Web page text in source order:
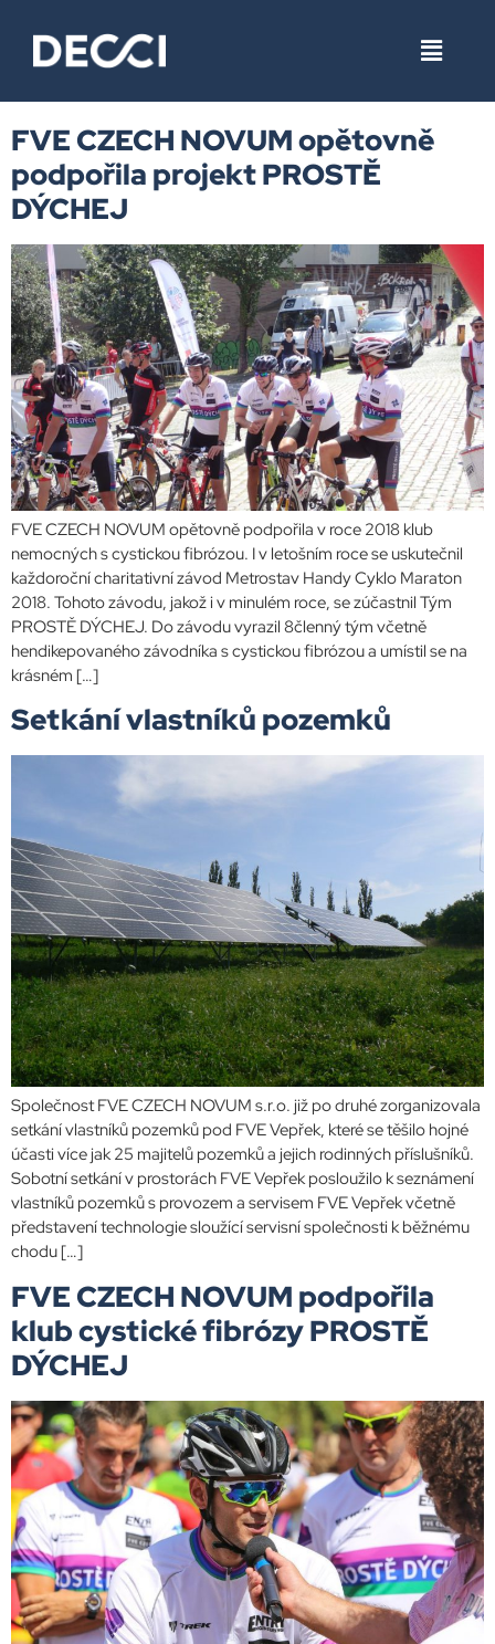
Štítek:fotovoltaická
elektrárna
FVE CZECH NOVUM opětovně
podpořila projekt PROSTĚ
DÝCHEJ
FVE CZECH NOVUM opětovně podpořila v roce 2018 klub
nemocných s cystickou fibrózou. I v letošním roce se uskutečnil
každoroční charitativní závod Metrostav Handy Cyklo Maraton
2018. Tohoto závodu, jakož i v minulém roce, se zúčastnil Tým
PROSTĚ DÝCHEJ. Do závodu vyrazil 8členný tým včetně
hendikepovaného závodníka s cystickou fibrózou a umístil se na
krásném […]
Setkání vlastníků pozemků
Společnost FVE CZECH NOVUM s.r.o. již po druhé zorganizovala
setkání vlastníků pozemků pod FVE Vepřek, které se těšilo hojné
účasti více jak 25 majitelů pozemků a jejich rodinných příslušníků.
Sobotní setkání v prostorách FVE Vepřek posloužilo k seznámení
vlastníků pozemků s provozem a servisem FVE Vepřek včetně
představení technologie sloužící servisní společnosti k běžnému
chodu […]
FVE CZECH NOVUM podpořila
klub cystické fibrózy PROSTĚ
DÝCHEJ